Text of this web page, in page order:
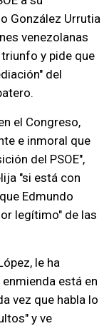
González Urrutia
venezolanas
y pide que
del
el Congreso,
e inmoral que
del PSOE",
"si está con
Edmundo
legítimo" de las
le ha
está en
vez que habla lo
y ve